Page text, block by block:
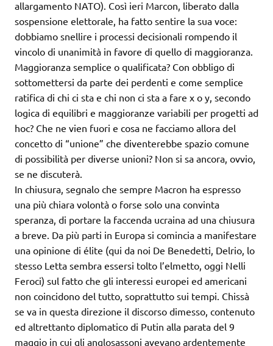
allargamento NATO). Così ieri Marcon, liberato dalla
sospensione elettorale, ha fatto sentire la sua voce:
dobbiamo snellire i processi decisionali rompendo il
vincolo di unanimità in favore di quello di maggioranza.
Maggioranza semplice o qualificata? Con obbligo di
sottomettersi da parte dei perdenti e come semplice
ratifica di chi ci sta e chi non ci sta a fare x o y, secondo
logica di equilibri e maggioranze variabili per progetti ad
hoc? Che ne vien fuori e cosa ne facciamo allora del
concetto di “unione” che diventerebbe spazio comune
di possibilità per diverse unioni? Non si sa ancora, ovvio,
se ne discuterà.
In chiusura, segnalo che sempre Macron ha espresso
una più chiara volontà o forse solo una convinta
speranza, di portare la faccenda ucraina ad una chiusura
a breve. Da più parti in Europa si comincia a manifestare
una opinione di élite (qui da noi De Benedetti, Delrio, lo
stesso Letta sembra essersi tolto l’elmetto, oggi Nelli
Feroci) sul fatto che gli interessi europei ed americani
non coincidono del tutto, soprattutto sui tempi. Chissà
se va in questa direzione il discorso dimesso, contenuto
ed altrettanto diplomatico di Putin alla parata del 9
maggio in cui gli anglosassoni avevano ardentemente